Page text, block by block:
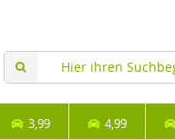
3,99 4,99